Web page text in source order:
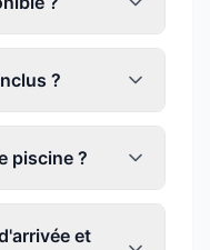
?
piscine ?
et